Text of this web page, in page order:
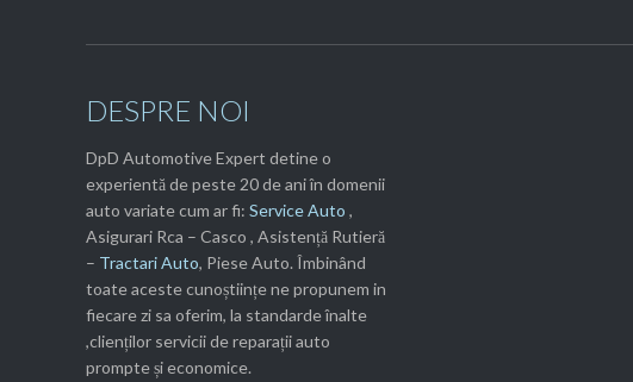
DESPRE NOI
DpD Automotive Expert detine o
experientă de peste 20 de ani în domenii
auto variate cum ar fi: Service Auto ,
Asigurari Rca – Casco , Asistență Rutieră
– Tractari Auto, Piese Auto. Îmbinând
toate aceste cunoștiințe ne propunem in
fiecare zi sa oferim, la standarde înalte
,clienților servicii de reparații auto
prompte și economice.